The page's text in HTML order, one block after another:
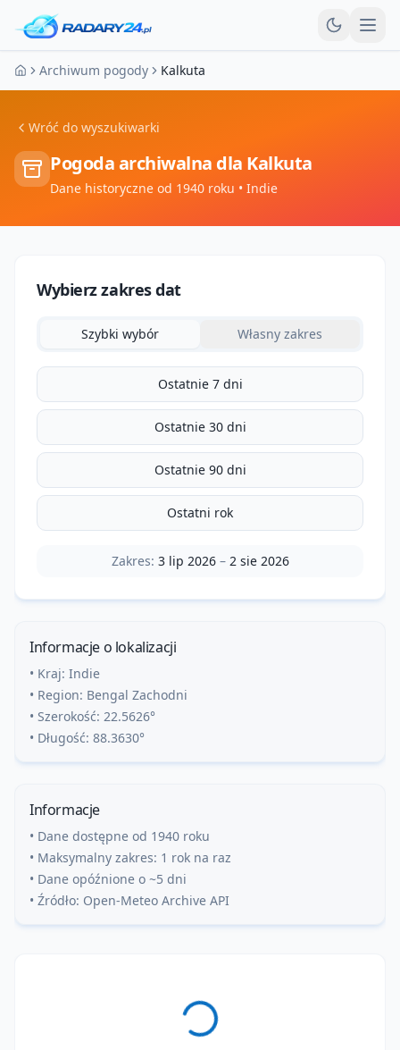
Strona główna
Archiwum pogody Kalkuta
Wróć do wyszukiwarki
Pogoda archiwalna dla Kalkuta
Dane historyczne od 1940 roku • Indie
Wybierz zakres dat
Szybki wybór Własny zakres
Ostatnie 7 dni
Ostatnie 30 dni
Ostatnie 90 dni
Ostatni rok
Zakres: 3 lip 2026– 2 sie 2026
Informacje o lokalizacji
• Kraj: Indie
• Region: Bengal Zachodni
• Szerokość: 22.5626°
• Długość: 88.3630°
Informacje
• Dane dostępne od 1940 roku
• Maksymalny zakres: 1 rok na raz
• Dane opóźnione o ~5 dni
• Źródło: Open-Meteo Archive API